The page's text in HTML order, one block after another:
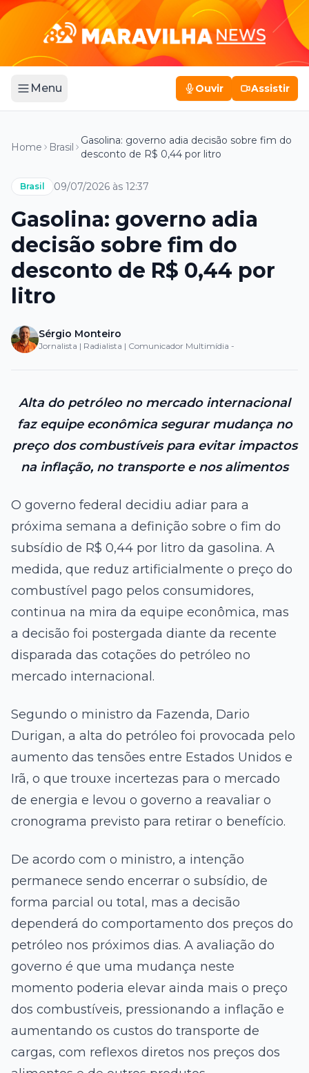
Menu Ouvir Assistir
Home Brasil
Gasolina: governo adia decisão sobre fim do
desconto de R$ 0,44 por litro
Brasil 09/07/2026 às 12:37
Gasolina: governo adia
decisão sobre fim do
desconto de R$ 0,44 por
litro
Sérgio Monteiro
Jornalista | Radialista | Comunicador Multimídia -
Alta do petróleo no mercado internacional
faz equipe econômica segurar mudança no
preço dos combustíveis para evitar impactos
na inflação, no transporte e nos alimentos
O governo federal decidiu adiar para a
próxima semana a definição sobre o fim do
subsídio de R$ 0,44 por litro da gasolina. A
medida, que reduz artificialmente o preço do
combustível pago pelos consumidores,
continua na mira da equipe econômica, mas
a decisão foi postergada diante da recente
disparada das cotações do petróleo no
mercado internacional.
Segundo o ministro da Fazenda, Dario
Durigan, a alta do petróleo foi provocada pelo
aumento das tensões entre Estados Unidos e
Irã, o que trouxe incertezas para o mercado
de energia e levou o governo a reavaliar o
cronograma previsto para retirar o benefício.
De acordo com o ministro, a intenção
permanece sendo encerrar o subsídio, de
forma parcial ou total, mas a decisão
dependerá do comportamento dos preços do
petróleo nos próximos dias. A avaliação do
governo é que uma mudança neste
momento poderia elevar ainda mais o preço
dos combustíveis, pressionando a inflação e
aumentando os custos do transporte de
cargas, com reflexos diretos nos preços dos